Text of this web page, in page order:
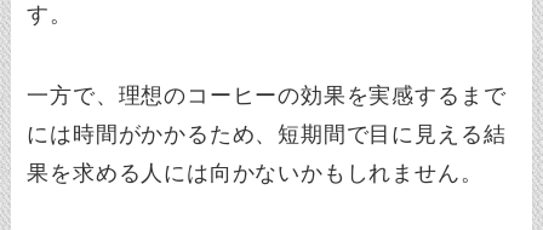
す。
一方で、理想のコーヒーの効果を実感するまで
には時間がかかるため、短期間で目に見える結
果を求める人には向かないかもしれません。